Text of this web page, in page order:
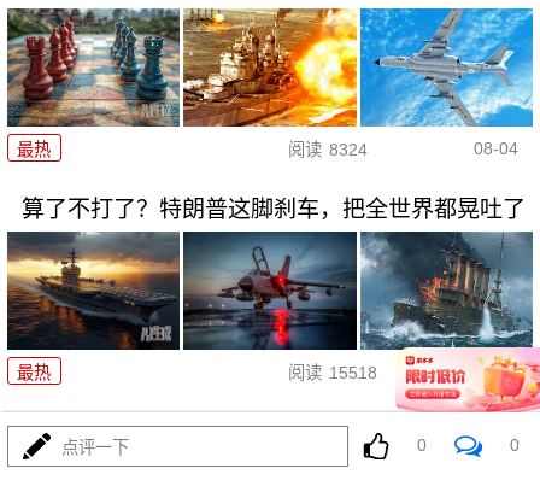
最热 阅读 8324 08-04
算了不打了？特朗普这脚刹车，把全世界都晃吐了
最热 阅读 15518 08-03
一张图让印度陷入死寂，五枚金牌背后的终极真相
点评一下 0 0